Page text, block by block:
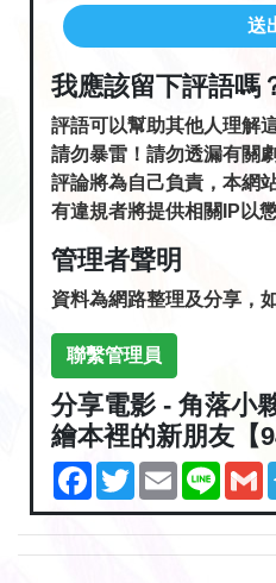
送
我應該留下評語嗎
評語可以幫助其他人理解
請勿暴雷！請勿透漏有關
評論將為自己負責，本網
有違規者將提供相關IP以懲
管理者聲明
資料為網路整理及分享，
聯繫管理員
分享電影 - 角落小
繪本裡的新朋友【
Facebook
TwitterEmailLine